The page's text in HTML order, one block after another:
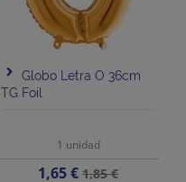
Globo Letra O 36cm
TG Foil
1 unidad
Precio
1,65 €Precio
1,85 €